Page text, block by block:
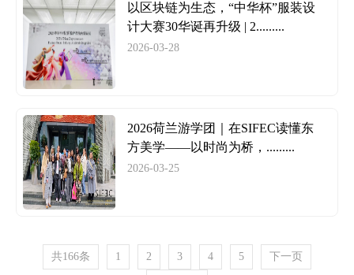
以区块链为生态，“中华杯”服装设
计大赛30华诞再升级 | 2.........
2026-03-28
2026荷兰游学团｜在SIFEC读懂东
方美学——以时尚为桥，.........
2026-03-25
共166条 1 2 3 4 5 下一页